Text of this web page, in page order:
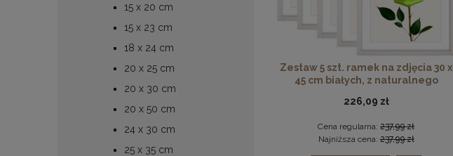
15 x 20 cm
15 x 23 cm
18 x 24 cm
20 x 25 cm
20 x 30 cm
20 x 50 cm
24 x 30 cm
25 x 35 cm
Zestaw 5 szt. ramek na zdjęcia 30 x
45 cm białych, z naturalnego
226,09 zł
Cena regularna: 237,99 zł
Najniższa cena:237,99 zł